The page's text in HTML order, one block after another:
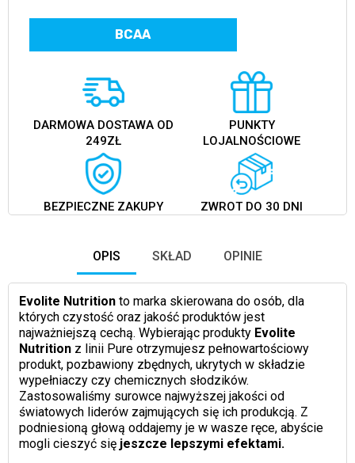
BCAA
DARMOWA DOSTAWA OD
249ZŁ
PUNKTY
LOJALNOŚCIOWE
BEZPIECZNE ZAKUPY ZWROT DO 30 DNI
OPIS SKŁAD OPINIE
Evolite Nutritionto marka skierowana do osób, dla
których czystość oraz jakość produktów jest
najważniejszą cechą. Wybierając produkty Evolite
Nutritionz linii Pure otrzymujesz pełnowartościowy
produkt, pozbawiony zbędnych, ukrytych w składzie
wypełniaczy czy chemicznych słodzików.
Zastosowaliśmy surowce najwyższej jakości od
światowych liderów zajmujących się ich produkcją. Z
podniesioną głową oddajemy je w wasze ręce, abyście
mogli cieszyć się jeszcze lepszymi efektami.